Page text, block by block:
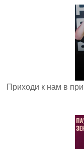
Приходи к нам в